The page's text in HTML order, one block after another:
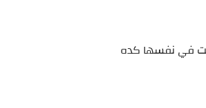
في نفسها كده